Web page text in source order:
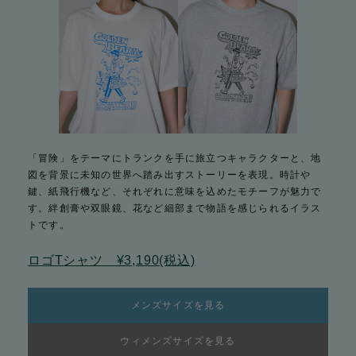
「冒険」をテーマにトランクを手に旅立つキャラクターと、地
図を背景に未知の世界へ踏み出すストーリーを表現。時計や
鍵、紙飛行機など、それぞれに意味を込めたモチーフが魅力で
す。絆創膏や双眼鏡、花など細部まで物語を感じられるイラス
トです。
ロゴTシャツ ¥3,190(税込)
メンズサイズを見る
ウィメンズサイズを見る